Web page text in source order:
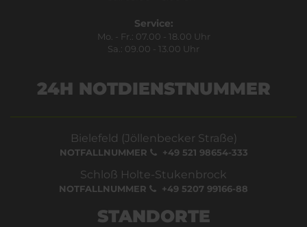
Service:
Mo. - Fr.: 07.00 - 18.00 Uhr
Sa.: 09.00 - 13.00 Uhr
24H NOTDIENSTNUMMER
Bielefeld (Jöllenbecker Straße)
NOTFALLNUMMER +49 521 98654-333
Schloß Holte-Stukenbrock
NOTFALLNUMMER +49 5207 99166-88
STANDORTE